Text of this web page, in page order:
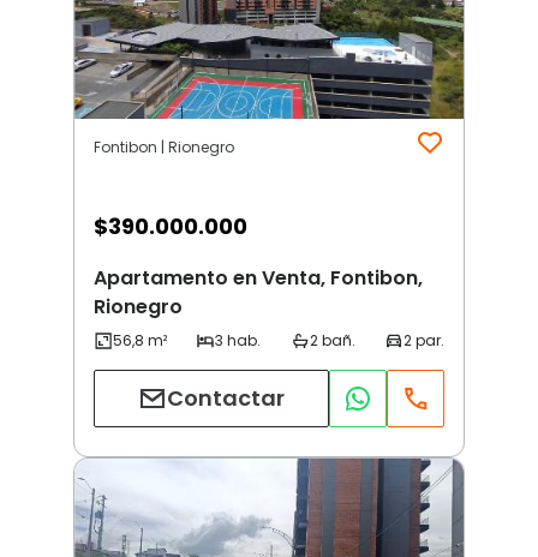
Fontibon | Rionegro
$390.000.000
Apartamento en Venta, Fontibon,
Rionegro
Contactar